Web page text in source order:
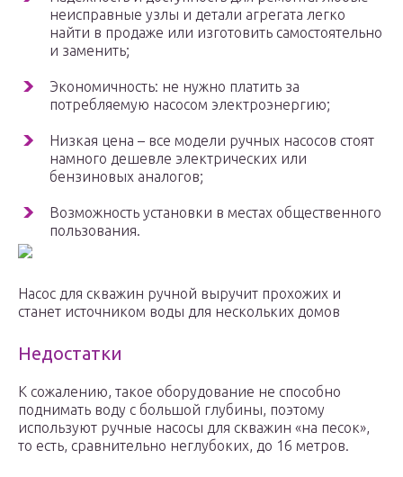
неисправные узлы и детали агрегата легко
найти в продаже или изготовить самостоятельно
и заменить;
Экономичность: не нужно платить за
потребляемую насосом электроэнергию;
Низкая цена – все модели ручных насосов стоят
намного дешевле электрических или
бензиновых аналогов;
Возможность установки в местах общественного
пользования.
Насос для скважин ручной выручит прохожих и
станет источником воды для нескольких домов
Недостатки
К сожалению, такое оборудование не способно
поднимать воду с большой глубины, поэтому
используют ручные насосы для скважин «на песок»,
то есть, сравнительно неглубоких, до 16 метров.